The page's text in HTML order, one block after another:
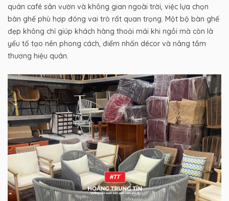
quán café sân vườn và không gian ngoài trời, việc lựa chọn
bàn ghế phù hợp đóng vai trò rất quan trọng. Một bộ bàn ghế
đẹp không chỉ giúp khách hàng thoải mái khi ngồi mà còn là
yếu tố tạo nên phong cách, điểm nhấn décor và nâng tầm
thương hiệu quán.